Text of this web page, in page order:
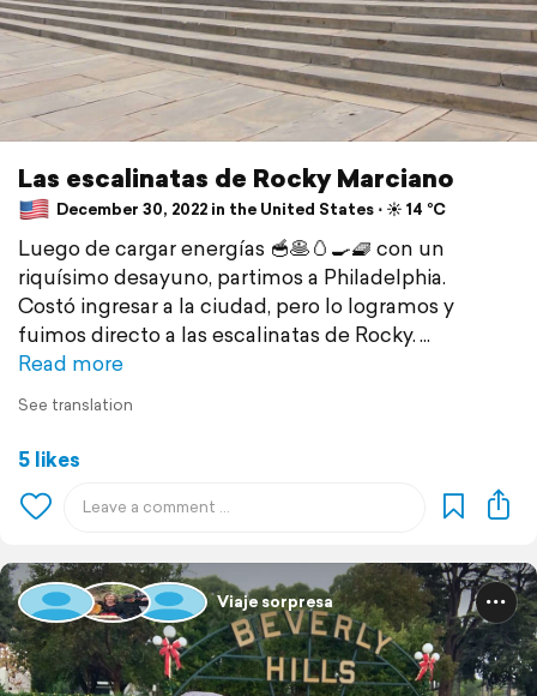
Las escalinatas de Rocky Marciano
December 30, 2022 in the United States ⋅ ☀️ 14 °C
Luego de cargar energías 🥣🥞🥚🍳🧇 con un
riquísimo desayuno, partimos a Philadelphia.
Costó ingresar a la ciudad, pero lo logramos y
fuimos directo a las escalinatas de Rocky.
Read more
See translation
5 likes
Viaje sorpresa